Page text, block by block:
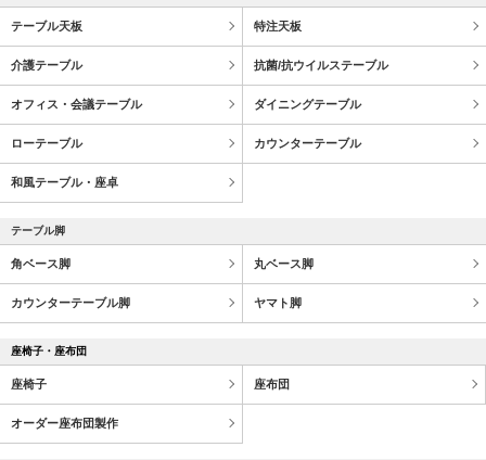
テーブル天板 特注天板
介護テーブル 抗菌/抗ウイルステーブル
オフィス・会議テーブル ダイニングテーブル
ローテーブル カウンターテーブル
和風テーブル・座卓
テーブル脚
角ベース脚 丸ベース脚
カウンターテーブル脚 ヤマト脚
座椅子・座布団
座椅子 座布団
オーダー座布団製作